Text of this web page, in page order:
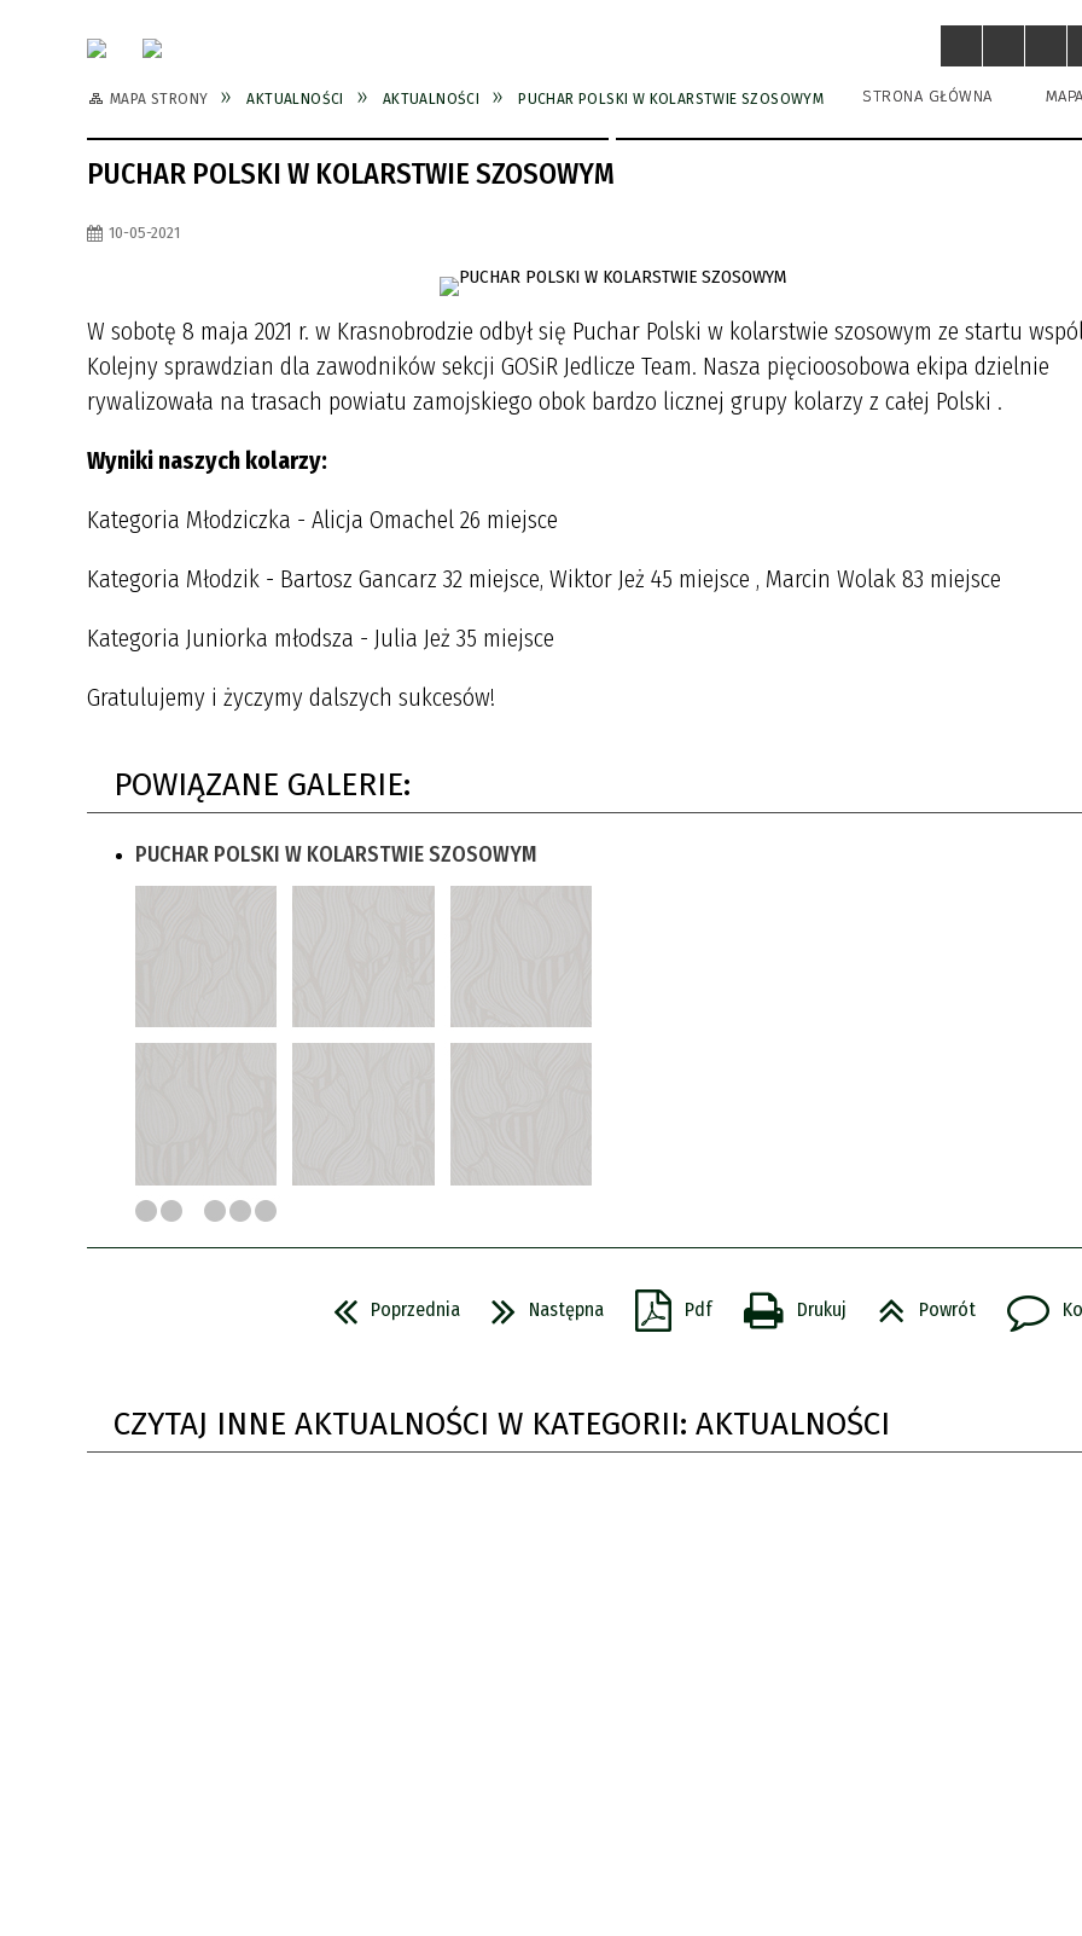
STRONA GŁÓWNA
MAPA STRONY AKTUALNOŚCI AKTUALNOŚCI PUCHAR POLSKI W KOLARSTWIE SZOSOWYM
PUCHAR POLSKI W KOLARSTWIE SZOSOWYM
10-05-2021
W sobotę 8 maja 2021 r. w Krasnobrodzie odbył się Puchar Polski w kolarstwie szosowym ze startu
Kolejny sprawdzian dla zawodników sekcji GOSiR Jedlicze Team. Nasza pięcioosobowa ekipa dzielnie
rywalizowała na trasach powiatu zamojskiego obok bardzo licznej grupy kolarzy z całej Polski .
Wyniki naszych kolarzy:
Kategoria Młodziczka - Alicja Omachel 26 miejsce
Kategoria Młodzik - Bartosz Gancarz 32 miejsce, Wiktor Jeż 45 miejsce , Marcin Wolak 83 miejsce
Kategoria Juniorka młodsza - Julia Jeż 35 miejsce
Gratulujemy i życzymy dalszych sukcesów!
POWIĄZANE GALERIE:
PUCHAR POLSKI W KOLARSTWIE SZOSOWYM
Poprzednia Następna Pdf Drukuj Powrót
CZYTAJ INNE AKTUALNOŚCI W KATEGORII: AKTUALNOŚCI